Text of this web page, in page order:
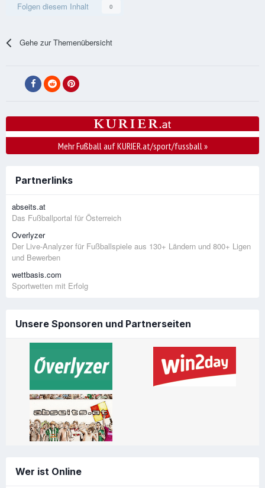
Folgen diesem Inhalt 0
Gehe zur Themenübersicht
Mehr Fußball auf KURIER.at/sport/fussball»
Partnerlinks
abseits.at
Das Fußballportal für Österreich
Overlyzer
Der Live-Analyzer für Fußballspiele aus 130+ Ländern und 800+ Ligen
und Bewerben
wettbasis.com
Sportwetten mit Erfolg
Unsere Sponsoren und Partnerseiten
Wer ist Online